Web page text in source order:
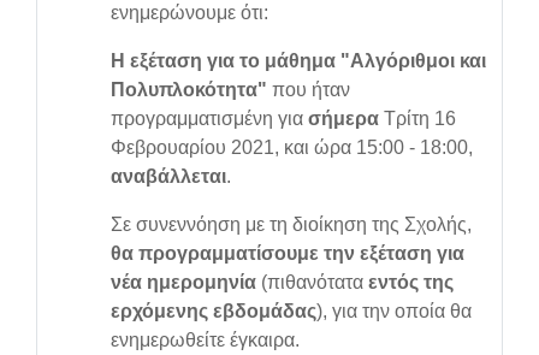
ενημερώνουμε ότι:
Η εξέταση για το μάθημα "Αλγόριθμοι και
Πολυπλοκότητα" που ήταν
προγραμματισμένη για σήμερα Τρίτη 16
Φεβρουαρίου 2021, και ώρα 15:00 - 18:00,
αναβάλλεται.
Σε συνεννόηση με τη διοίκηση της Σχολής,
θα προγραμματίσουμε την εξέταση για
νέα ημερομηνία (πιθανότατα εντός της
ερχόμενης εβδομάδας), για την οποία θα
ενημερωθείτε έγκαιρα.